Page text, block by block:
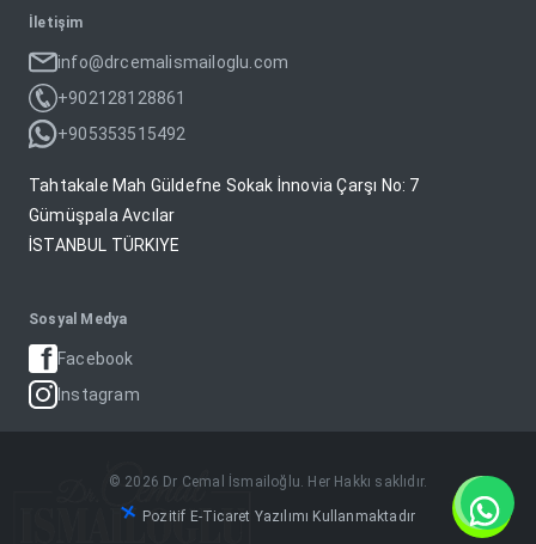
İletişim
info@drcemalismailoglu.com
+902128128861
+905353515492
Tahtakale Mah Güldefne Sokak İnnovia Çarşı No: 7
Gümüşpala Avcılar
İSTANBUL TÜRKIYE
Sosyal Medya
Facebook
Instagram
© 2026 Dr Cemal İsmailoğlu. Her Hakkı saklıdır.
Pozitif E-Ticaret Yazılımı Kullanmaktadır